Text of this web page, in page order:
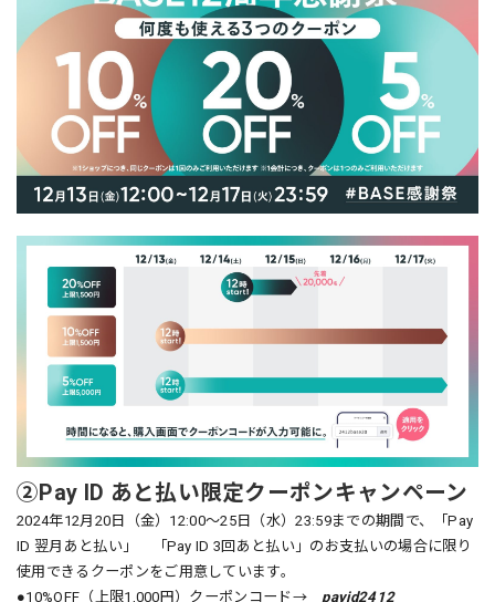
②Pay ID あと払い限定クーポンキャンペーン
2024年12月20日（金）12:00〜25日（水）23:59までの期間で、「Pay
ID 翌月あと払い」 「Pay ID 3回あと払い」のお支払いの場合に限り
使用できるクーポンをご用意しています。
●10%OFF（上限1,000円）クーポンコード→payid2412